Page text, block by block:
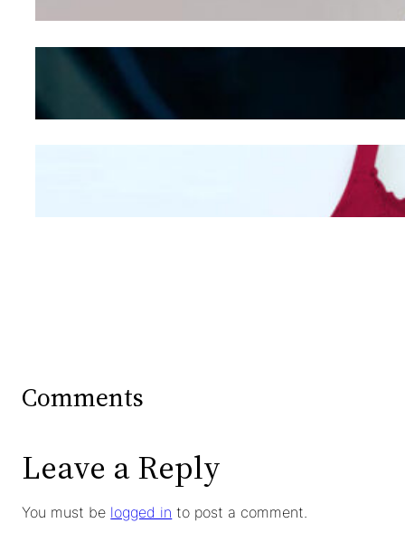
Kepribadian
Mengintip Kepribadian
Wanita Dari Warna Bra
Comments
Leave a Reply
You must be logged in to post a comment.